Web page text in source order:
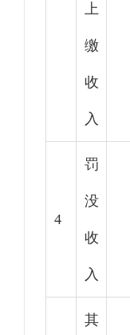
上
缴
收
入
4
罚
没
收
入
其